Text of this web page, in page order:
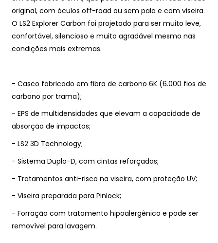
original, com óculos off-road ou sem pala e com viseira.
O LS2 Explorer Carbon foi projetado para ser muito leve,
confortável, silencioso e muito agradável mesmo nas
condições mais extremas.
- Casco fabricado em fibra de carbono 6K (6.000 fios de
carbono por trama);
- EPS de multidensidades que elevam a capacidade de
absorção de impactos;
- LS2 3D Technology;
- Sistema Duplo-D, com cintas reforçadas;
- Tratamentos anti-risco na viseira, com proteção UV;
- Viseira preparada para Pinlock;
- Forração com tratamento hipoalergênico e pode ser
removível para lavagem.